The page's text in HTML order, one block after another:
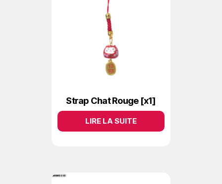
Strap Chat Rouge [x1]
LIRE LA SUITE